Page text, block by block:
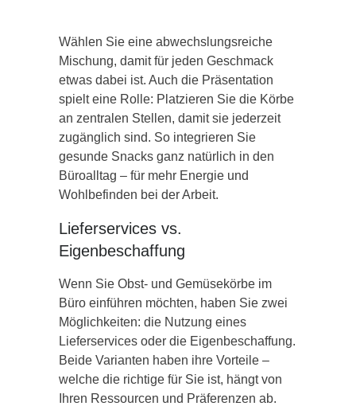
Wählen Sie eine abwechslungsreiche
Mischung, damit für jeden Geschmack
etwas dabei ist. Auch die Präsentation
spielt eine Rolle: Platzieren Sie die Körbe
an zentralen Stellen, damit sie jederzeit
zugänglich sind. So integrieren Sie
gesunde Snacks ganz natürlich in den
Büroalltag – für mehr Energie und
Wohlbefinden bei der Arbeit.
Lieferservices vs.
Eigenbeschaffung
Wenn Sie Obst- und Gemüsekörbe im
Büro einführen möchten, haben Sie zwei
Möglichkeiten: die Nutzung eines
Lieferservices oder die Eigenbeschaffung.
Beide Varianten haben ihre Vorteile –
welche die richtige für Sie ist, hängt von
Ihren Ressourcen und Präferenzen ab.